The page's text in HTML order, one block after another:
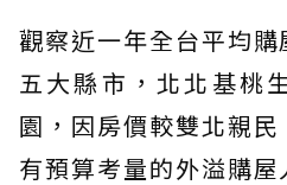
觀察近一年全台平均
五大縣市，北北基桃
園，因房價較雙北親
有預算考量的外溢購